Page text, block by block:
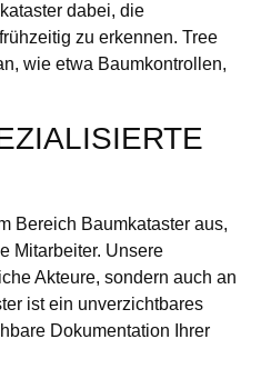
dabei, die
zu erkennen. Tree
wie etwa Baumkontrollen,
Bereich Baumkataster aus,
Mitarbeiter. Unsere
Akteure, sondern auch an
ist ein unverzichtbares
Dokumentation Ihrer